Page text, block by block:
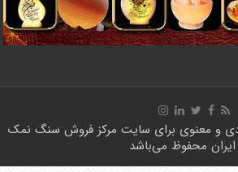
مرکز فروش سنگ نمک
ایرانمحفوظ می‌باشد